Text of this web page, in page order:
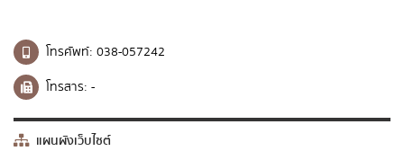
โทรศัพท์: 038-057242
โทรสาร: -
แผนผังเว็บไซต์